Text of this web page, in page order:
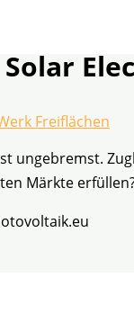
Freiflächen
ungebremst.
Märkte